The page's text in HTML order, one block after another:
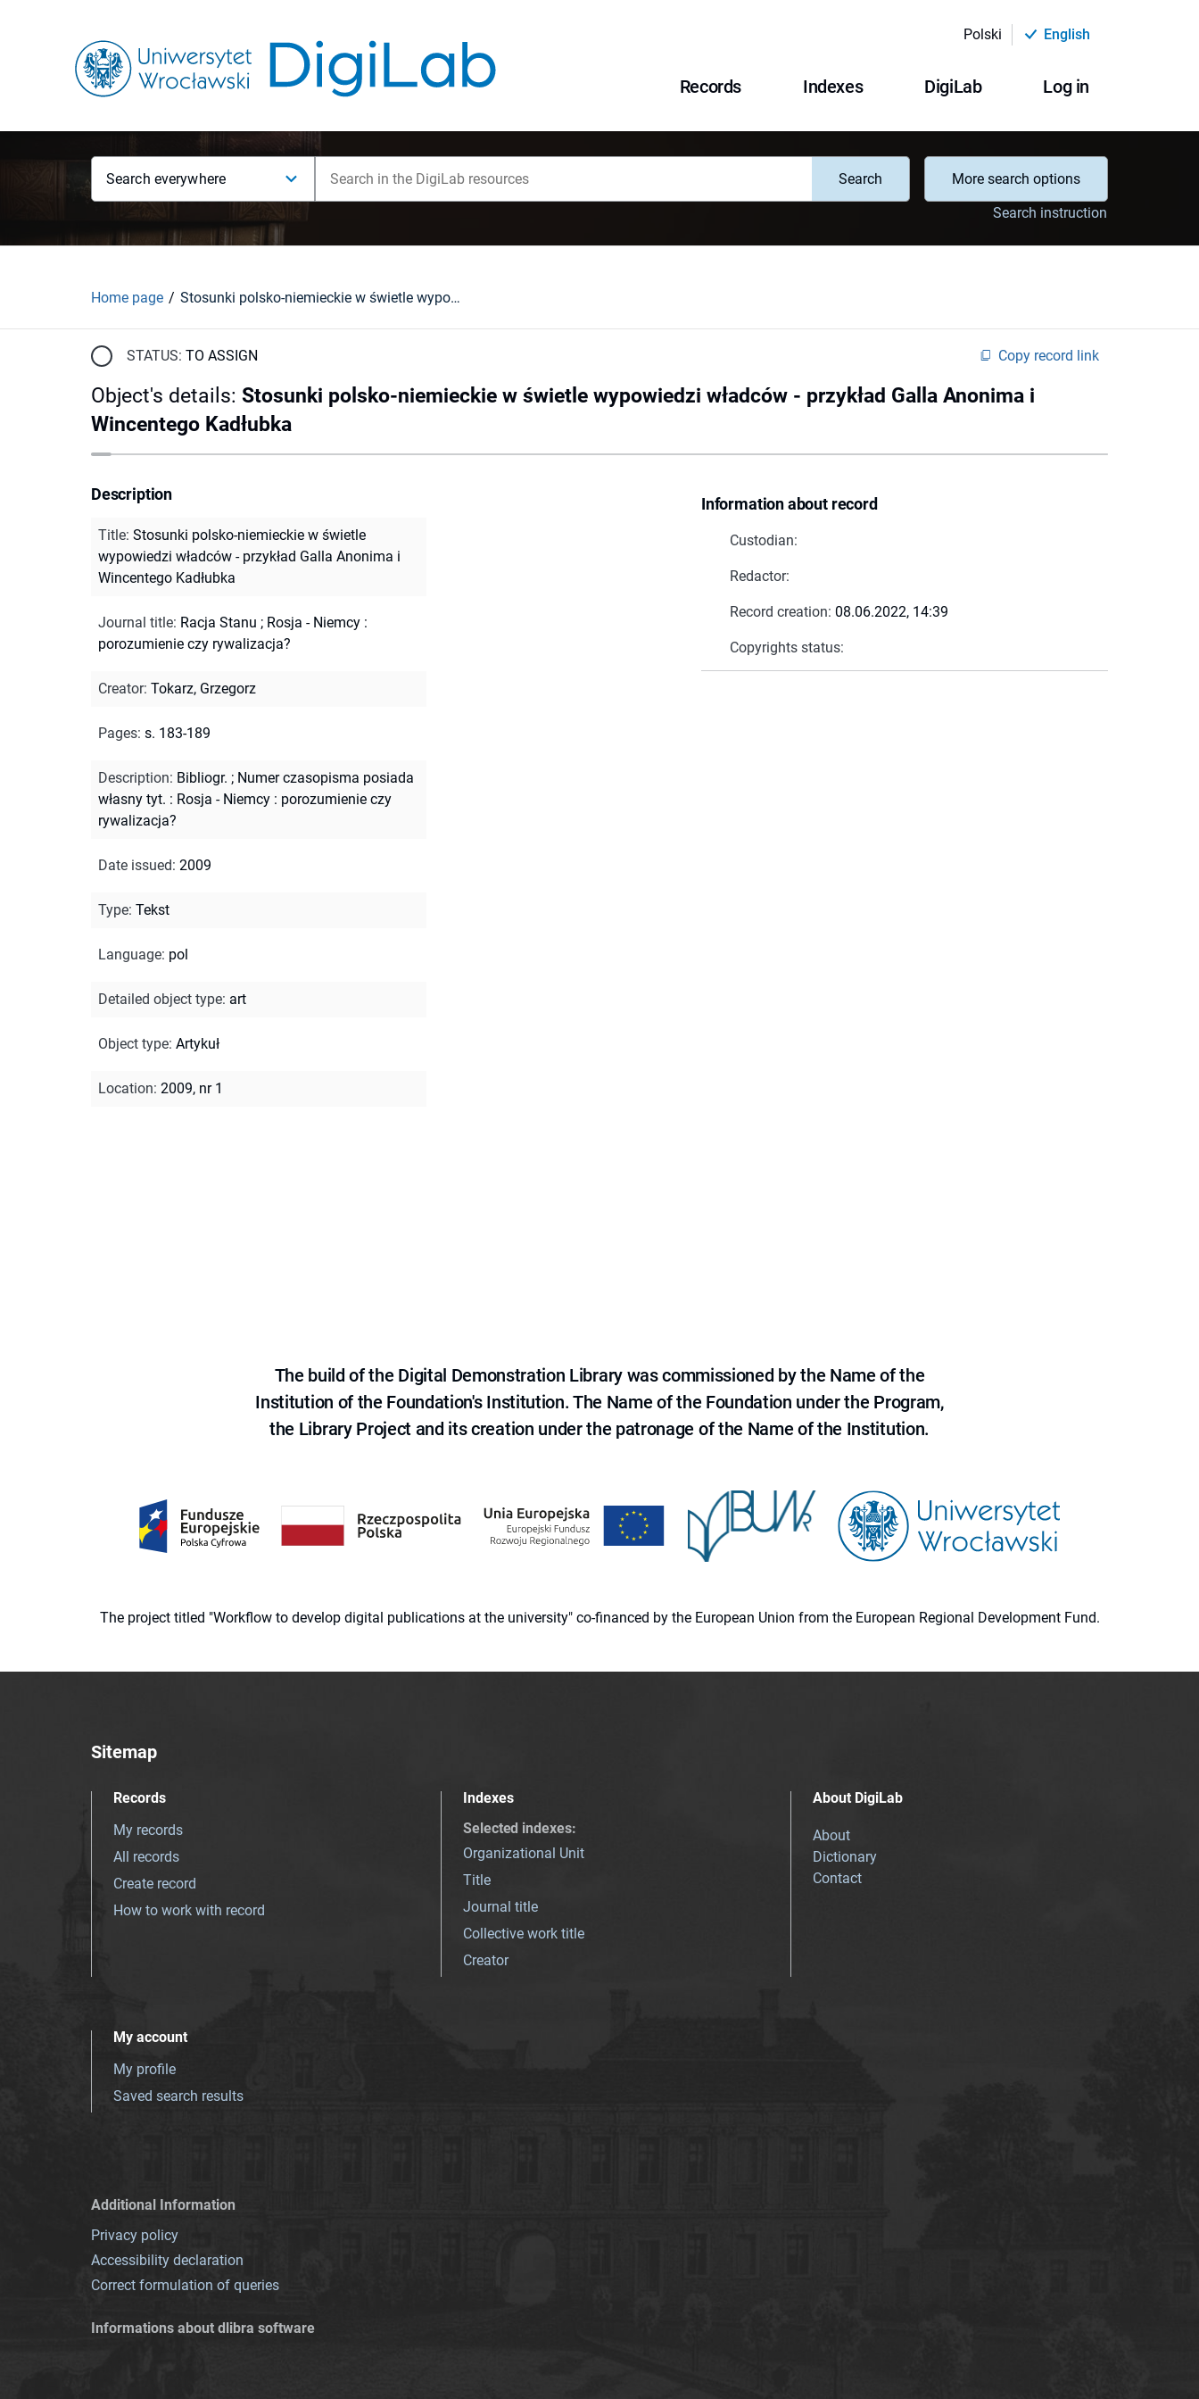
Polski English
Records Indexes DigiLab Log in
Search everywhere Search
More search options
Search instruction
Home page Stosunki polsko-niemieckie w świetle wypowiedzi władców - przykład Galla Anonima i Wincentego Kadłubka
STATUS: TO ASSIGN Copy record link
Object's details: Stosunki polsko-niemieckie w świetle wypowiedzi władców - przykład Galla Anonima i
Wincentego Kadłubka
Information about record
Custodian:
Redactor:
Record creation: 08.06.2022, 14:39
Copyrights status:
Description
Title: Stosunki polsko-niemieckie w świetle
wypowiedzi władców - przykład Galla Anonima i
Wincentego Kadłubka
Journal title: Racja Stanu ; Rosja - Niemcy :
porozumienie czy rywalizacja?
Creator: Tokarz, Grzegorz
Pages: s. 183-189
Description: Bibliogr. ; Numer czasopisma posiada
własny tyt. : Rosja - Niemcy : porozumienie czy
rywalizacja?
Date issued: 2009
Type: Tekst
Language: pol
Detailed object type: art
Object type: Artykuł
Location: 2009, nr 1
The build of the Digital Demonstration Library was commissioned by the Name of the
Institution of the Foundation's Institution. The Name of the Foundation under the Program,
the Library Project and its creation under the patronage of the Name of the Institution.
The project titled "Workflow to develop digital publications at the university" co-financed by the European Union from the European Regional Development Fund.
Sitemap
Records
My records
All records
Create record
How to work with record
Indexes
Selected indexes:
Organizational Unit
Title
Journal title
Collective work title
Creator
About DigiLab
About
Dictionary
Contact
My account
My profile
Saved search results
Additional Information
Privacy policy
Accessibility declaration
Correct formulation of queries
Informations about dlibra software